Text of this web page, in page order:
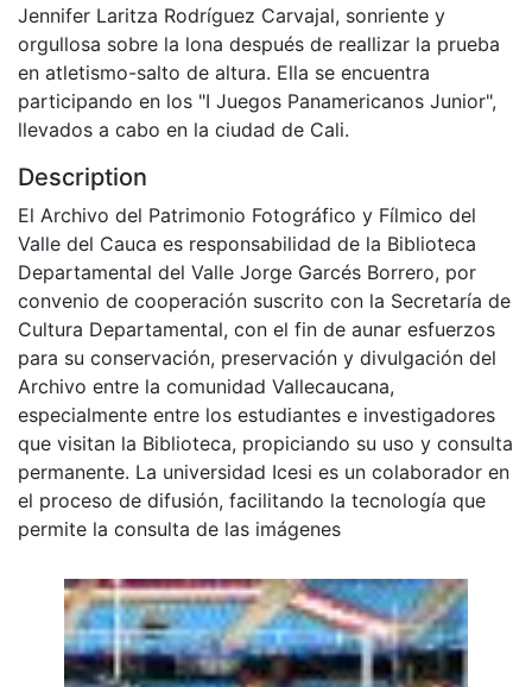
Jennifer Laritza Rodríguez Carvajal, sonriente y
orgullosa sobre la lona después de reallizar la prueba
en atletismo-salto de altura. Ella se encuentra
participando en los "I Juegos Panamericanos Junior",
llevados a cabo en la ciudad de Cali.
Description
El Archivo del Patrimonio Fotográfico y Fílmico del
Valle del Cauca es responsabilidad de la Biblioteca
Departamental del Valle Jorge Garcés Borrero, por
convenio de cooperación suscrito con la Secretaría de
Cultura Departamental, con el fin de aunar esfuerzos
para su conservación, preservación y divulgación del
Archivo entre la comunidad Vallecaucana,
especialmente entre los estudiantes e investigadores
que visitan la Biblioteca, propiciando su uso y consulta
permanente. La universidad Icesi es un colaborador en
el proceso de difusión, facilitando la tecnología que
permite la consulta de las imágenes